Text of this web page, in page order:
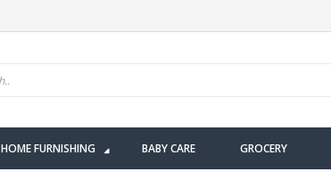
HOME FURNISHING BABY CARE GROCERY